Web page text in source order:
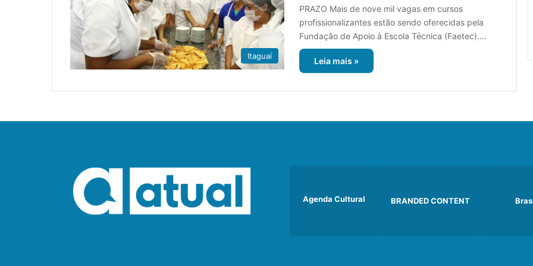
Itaguaí
PRAZO Mais de nove mil vagas em cursos
profissionalizantes estão sendo oferecidas pela
Fundação de Apoio à Escola Técnica (Faetec).…
Leia mais »
Agenda Cultural BRANDED CONTENT